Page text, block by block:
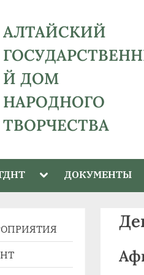
АЛТАЙСКИЙ
Й ДОМ
НАРОДНОГО
ТВОРЧЕСТВА
656043,
Алтайский
край,
Барнаул,
Ползунова,
Toggle
menu
ДОКУМЕНТЫ